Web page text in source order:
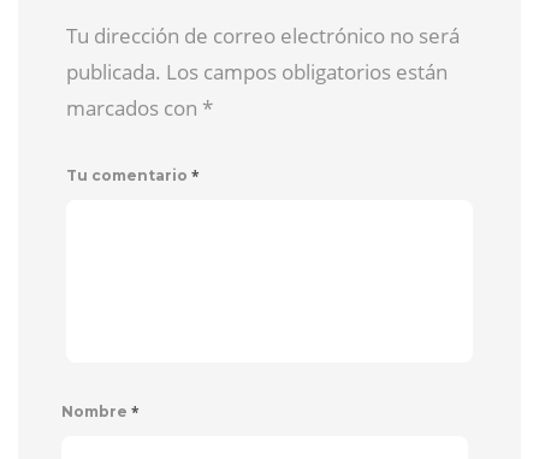
Tu dirección de correo electrónico no será
publicada. Los campos obligatorios están
marcados con *
Tu comentario *
Nombre *